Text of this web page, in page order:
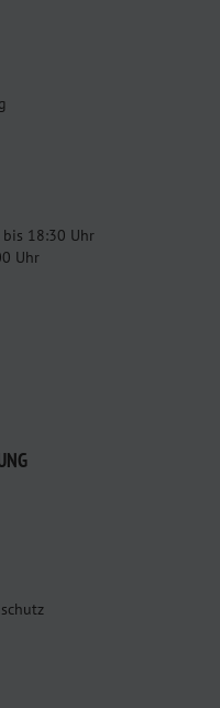
18:30 Uhr
Uhr